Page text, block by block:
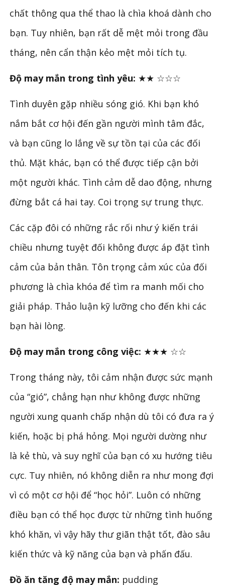
chất thông qua thể thao là chìa khoá dành cho
bạn. Tuy nhiên, bạn rất dễ mệt mỏi trong đầu
tháng, nên cẩn thận kẻo mệt mỏi tích tụ.
Độ may mắn trong tình yêu: ★★ ☆☆☆
Tình duyên gặp nhiều sóng gió. Khi bạn khó
nắm bắt cơ hội đến gần người mình tâm đắc,
và bạn cũng lo lắng về sự tồn tại của các đối
thủ. Mặt khác, bạn có thể được tiếp cận bởi
một người khác. Tình cảm dễ dao động, nhưng
đừng bắt cá hai tay. Coi trọng sự trung thực.
Các cặp đôi có những rắc rối như ý kiến ​​trái
chiều nhưng tuyệt đối không được áp đặt tình
cảm của bản thân. Tôn trọng cảm xúc của đối
phương là chìa khóa để tìm ra manh mối cho
giải pháp. Thảo luận kỹ lưỡng cho đến khi các
bạn hài lòng.
Độ may mắn trong công việc: ★★★ ☆☆
Trong tháng này, tôi cảm nhận được sức mạnh
của “gió”, chẳng hạn như không được những
người xung quanh chấp nhận dù tôi có đưa ra ý
kiến, hoặc bị phá hỏng. Mọi người dường như
là kẻ thù, và suy nghĩ của bạn có xu hướng tiêu
cực. Tuy nhiên, nó không diễn ra như mong đợi
vì có một cơ hội để “học hỏi”. Luôn có những
điều bạn có thể học được từ những tình huống
khó khăn, vì vậy hãy thư giãn thật tốt, đào sâu
kiến ​​thức và kỹ năng của bạn và phấn đấu.
Đồ ăn tăng độ may mắn: pudding